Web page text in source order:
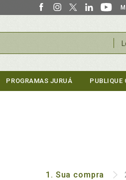
PROGRAMAS JURUÁ PUBLIQUE
1. Sua compra